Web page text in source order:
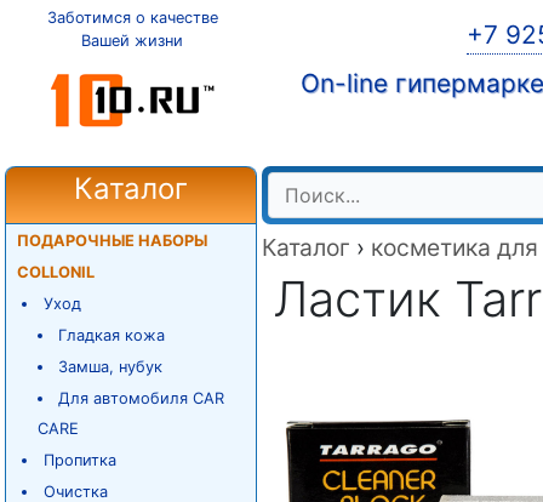
Заботимся о качестве
Вашей жизни
+7
On-line
Каталог
ПОДАРОЧНЫЕ НАБОРЫ
COLLONIL
Уход
Гладкая кожа
Замша, нубук
Для автомобиля CAR
CARE
Пропитка
Очистка
Каталог › косметика
Ластик